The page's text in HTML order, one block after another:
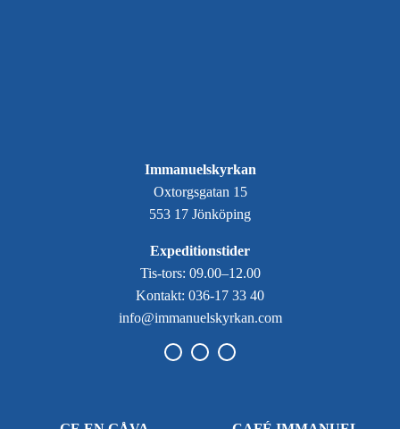
Immanuelskyrkan
Oxtorgsgatan 15
553 17 Jönköping
Expeditionstider
Tis-tors: 09.00–12.00
Kontakt: 036-17 33 40
info@immanuelskyrkan.com